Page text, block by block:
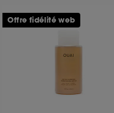
Offre fidélité web